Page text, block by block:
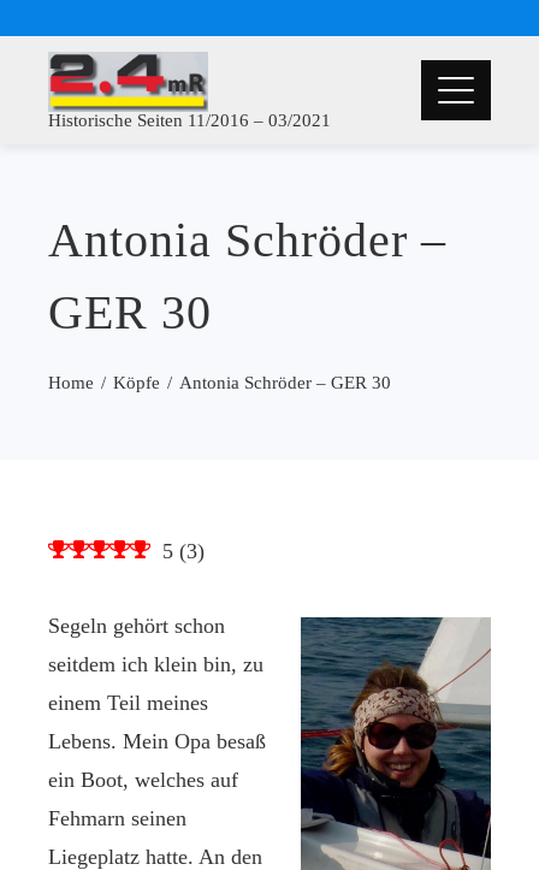
Historische Seiten 11/2016 – 03/2021
Antonia Schröder –
GER 30
Home Köpfe Antonia Schröder – GER 30
5 (3)
Segeln gehört schon
seitdem ich klein bin, zu
einem Teil meines
Lebens. Mein Opa besaß
ein Boot, welches auf
Fehmarn seinen
Liegeplatz hatte. An den